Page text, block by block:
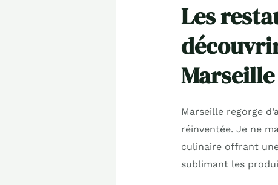
Les
Marseille
Marseille regorge
réinventée. Je ne
culinaire offrant
sublimant les